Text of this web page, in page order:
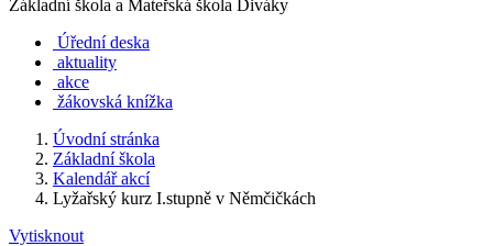
Základní škola a Mateřská škola Diváky
Úřední deska
aktuality
akce
žákovská knížka
Úvodní stránka
Základní škola
Kalendář akcí
Lyžařský kurz I.stupně v Němčičkách
Vytisknout